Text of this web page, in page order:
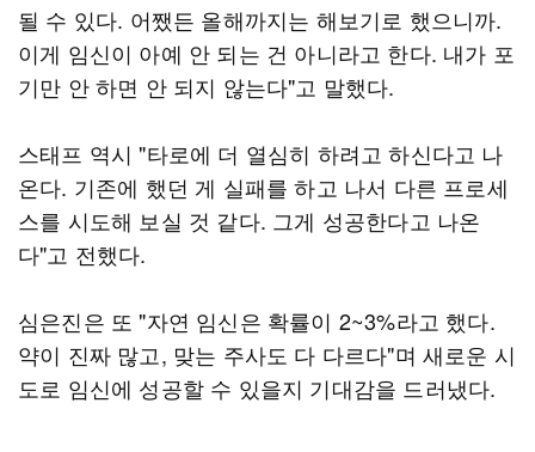
될 수 있다. 어쨌든 올해까지는 해보기로 했으니까.
이게 임신이 아예 안 되는 건 아니라고 한다. 내가 포
기만 안 하면 안 되지 않는다"고 말했다.
스태프 역시 "타로에 더 열심히 하려고 하신다고 나
온다. 기존에 했던 게 실패를 하고 나서 다른 프로세
스를 시도해 보실 것 같다. 그게 성공한다고 나온
다"고 전했다.
심은진은 또 "자연 임신은 확률이 2~3%라고 했다.
약이 진짜 많고, 맞는 주사도 다 다르다"며 새로운 시
도로 임신에 성공할 수 있을지 기대감을 드러냈다.